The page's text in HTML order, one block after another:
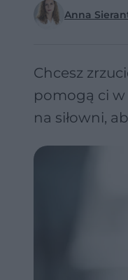
Anna
Chcesz
pomogą ci w
na siłowni,